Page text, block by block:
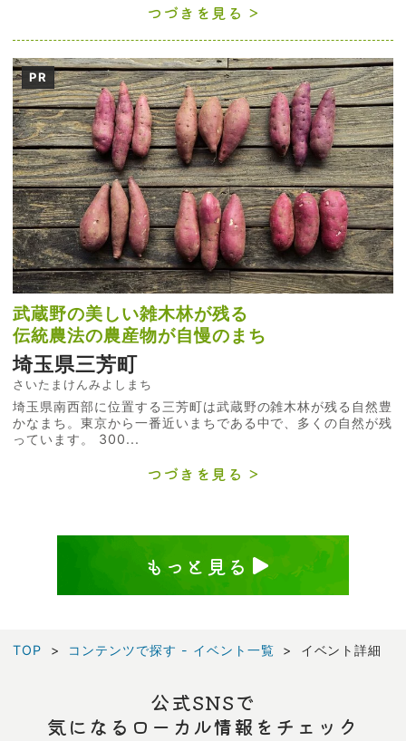
つづきを見る
PR
武蔵野の美しい雑木林が残る
伝統農法の農産物が自慢のまち
埼玉県三芳町
さいたまけんみよしまち
埼玉県南西部に位置する三芳町は武蔵野の雑木林が残る自然豊
かなまち。東京から一番近いまちである中で、多くの自然が残
っています。 300...
つづきを見る
もっと見る
TOP コンテンツで探す - イベント一覧 イベント詳細
公式SNSで
気になるローカル情報をチェック